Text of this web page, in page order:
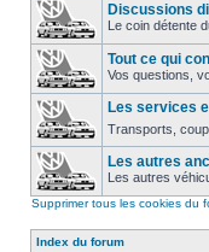
Discussions
Le coin détente
Tout ce qui
Vos questions,
Les services
Transports,
Les autres
Les autres
Supprimer tous les cookies du
Index du forum